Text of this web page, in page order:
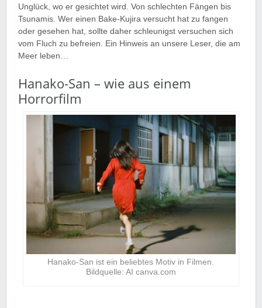
Unglück, wo er gesichtet wird. Von schlechten Fängen bis
Tsunamis. Wer einen Bake-Kujira versucht hat zu fangen
oder gesehen hat, sollte daher schleunigst versuchen sich
vom Fluch zu befreien. Ein Hinweis an unsere Leser, die am
Meer leben…
Hanako-San – wie aus einem
Horrorfilm
Hanako-San ist ein beliebtes Motiv in Filmen.
Bildquelle: AI canva.com